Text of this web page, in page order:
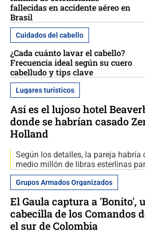
fallecidas en accidente aéreo en
Brasil
Cuidados del cabello
¿Cada cuánto lavar el cabello?
Frecuencia ideal según su cuero
cabelludo y tips clave
Lugares turísticos
Así es el lujoso hotel
donde se habrían casado
Holland
Según los detalles, la pareja habría
medio millón de libras esterlinas
Grupos Armados Organizados
El Gaula captura a 'Bonito',
cabecilla de los Comandos
el sur de Colombia